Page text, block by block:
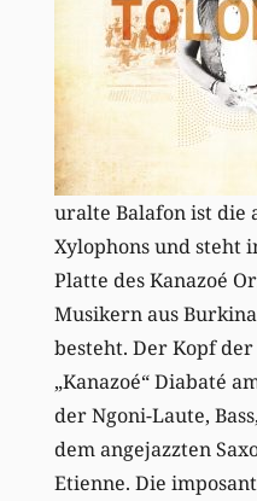
uralte Balafon ist die
Xylophons und steht
Platte des Kanazoé
Musikern aus
besteht. Der Kopf
„Kanazoé“ Diabaté
der Ngoni-Laute,
dem angejazzten
Etienne. Die